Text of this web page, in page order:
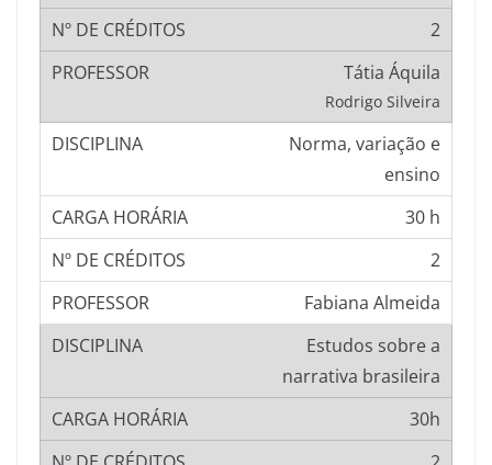
2
Tátia Áquila
Rodrigo Silveira
Norma, variação e
ensino
30 h
2
Fabiana Almeida
Estudos sobre a
narrativa brasileira
30h